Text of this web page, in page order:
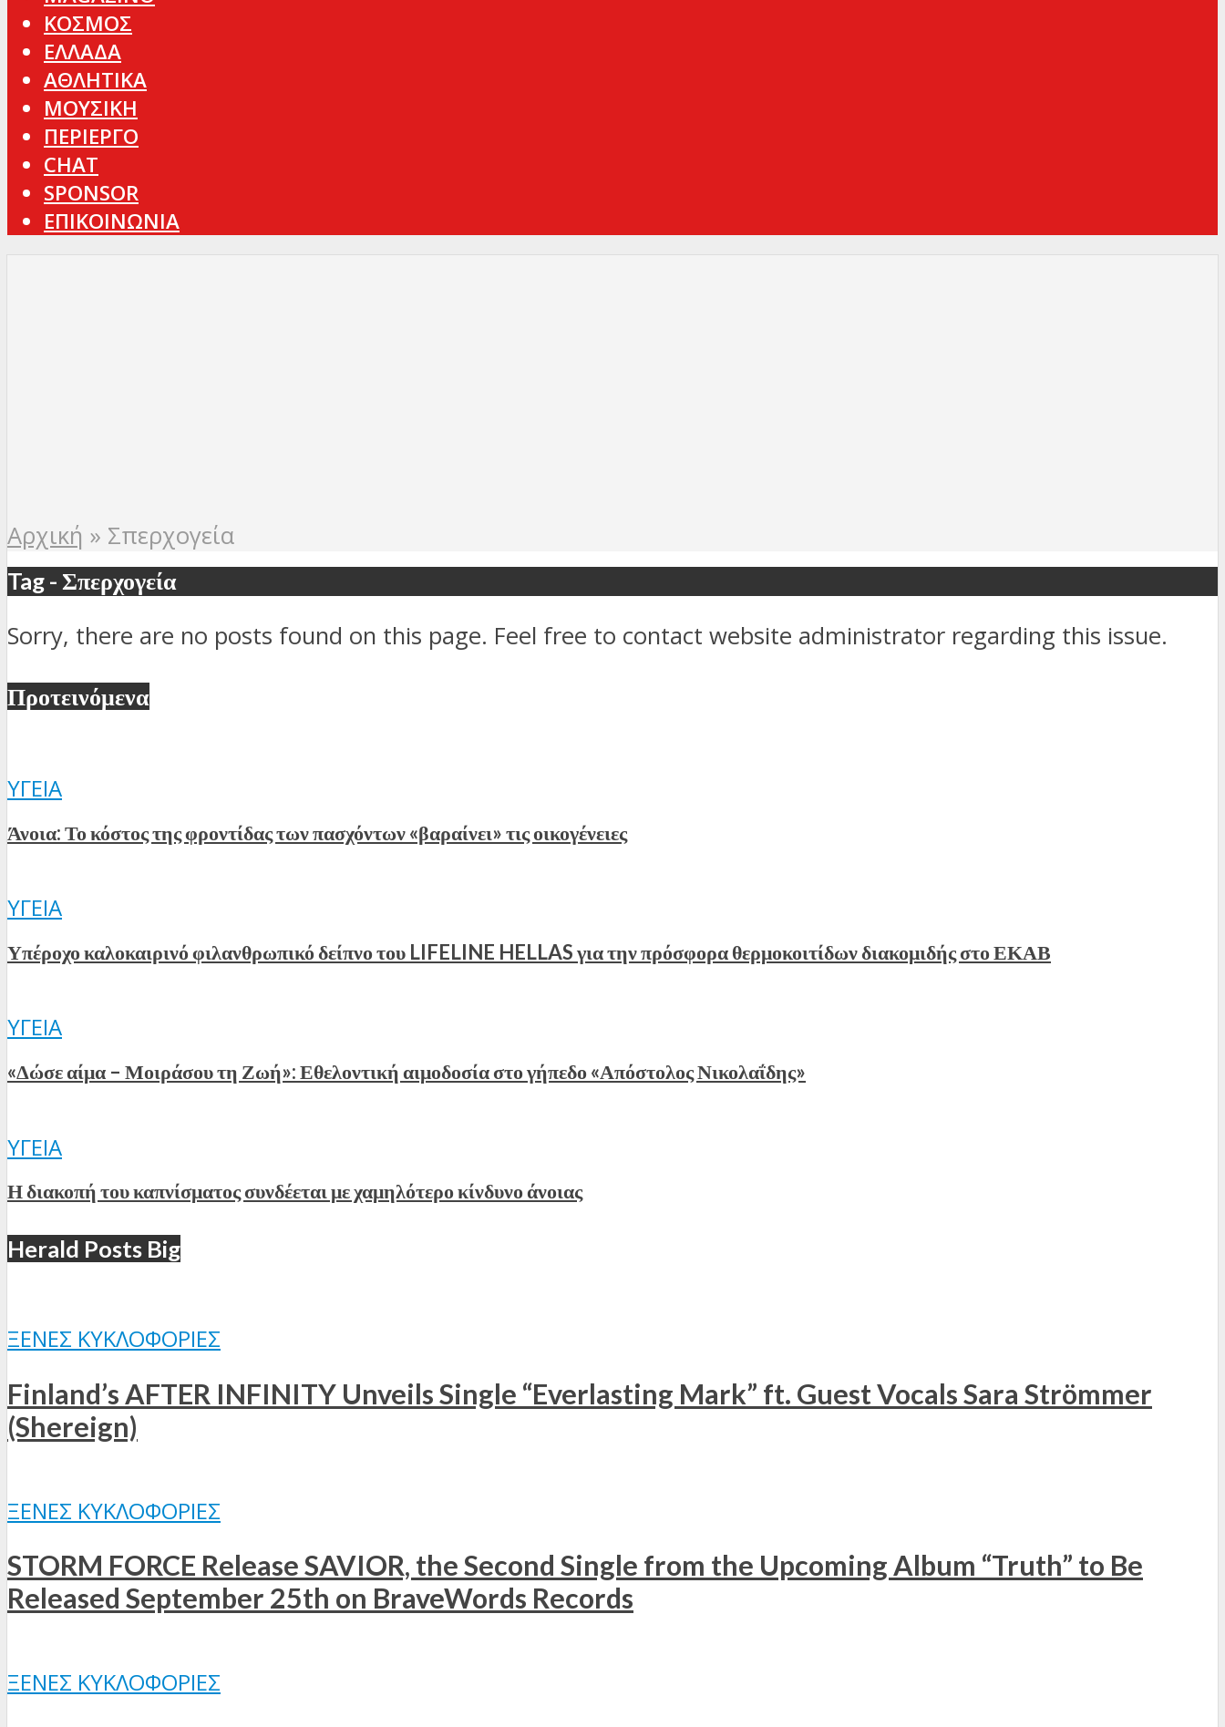
ΚΟΣΜΟΣ
ΕΛΛΑΔΑ
ΑΘΛΗΤΙΚΑ
ΜΟΥΣΙΚΗ
ΠΕΡΙΕΡΓΟ
CHAT
SPONSOR
ΕΠΙΚΟΙΝΩΝΙΑ
Αρχική » Σπερχογεία
Tag - Σπερχογεία
Sorry, there are no posts found on this page. Feel free to contact website administrator regarding this issue.
Προτεινόμενα
ΥΓΕΊΑ
Άνοια: Το κόστος της φροντίδας των πασχόντων «βαραίνει» τις οικογένειες
ΥΓΕΊΑ
Υπέροχο καλοκαιρινό φιλανθρωπικό δείπνο του LIFELINE HELLAS για την πρόσφορα θερμοκοιτίδων διακομιδής στο ΕΚΑΒ
ΥΓΕΊΑ
«Δώσε αίμα – Μοιράσου τη Ζωή»: Εθελοντική αιμοδοσία στο γήπεδο «Απόστολος Νικολαΐδης»
ΥΓΕΊΑ
Η διακοπή του καπνίσματος συνδέεται με χαμηλότερο κίνδυνο άνοιας
Herald Posts Big
ΞΈΝΕΣ ΚΥΚΛΟΦΟΡΊΕΣ
Finland’s AFTER INFINITY Unveils Single “Everlasting Mark” ft. Guest Vocals Sara Strömmer
(Shereign)
ΞΈΝΕΣ ΚΥΚΛΟΦΟΡΊΕΣ
STORM FORCE Release SAVIOR, the Second Single from the Upcoming Album “Truth” to Be
Released September 25th on BraveWords Records
ΞΈΝΕΣ ΚΥΚΛΟΦΟΡΊΕΣ